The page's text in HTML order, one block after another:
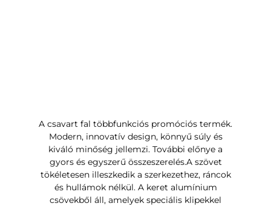
A csavart fal többfunkciós promóciós termék.
Modern, innovatív design, könnyű súly és
kiváló minőség jellemzi. További előnye a
gyors és egyszerű összeszerelés.A szövet
tökéletesen illeszkedik a szerkezethez, ráncok
és hullámok nélkül. A keret alumínium
csövekből áll, amelyek speciális klipekkel